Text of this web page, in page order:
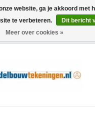
website, ga je akkoord met
te verbeteren.
Dit bericht
Meer over cookies »